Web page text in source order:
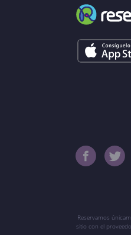
Reservamos
sitio con el